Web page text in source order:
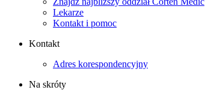
Lekarze
Kontakt i pomoc
Kontakt
Adres korespondencyjny
Na skróty